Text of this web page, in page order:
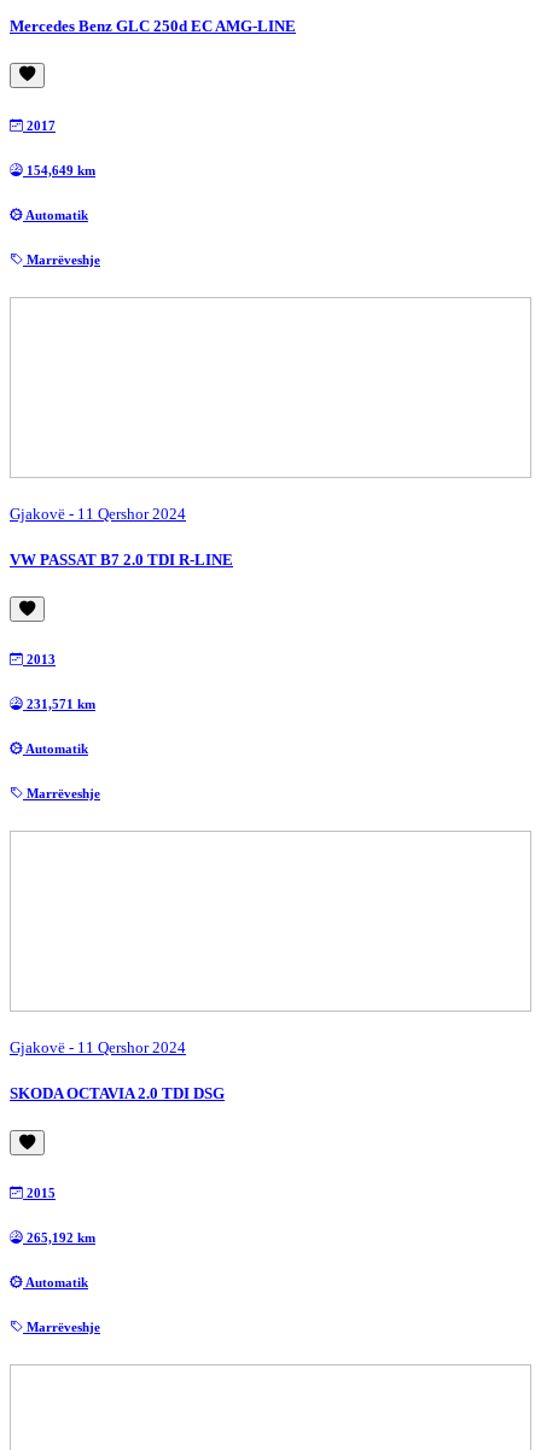
Mercedes Benz GLC 250d EC AMG-LINE
2017
154,649 km
Automatik
Marrëveshje
Gjakovë - 11 Qershor 2024
VW PASSAT B7 2.0 TDI R-LINE
2013
231,571 km
Automatik
Marrëveshje
Gjakovë - 11 Qershor 2024
SKODA OCTAVIA 2.0 TDI DSG
2015
265,192 km
Automatik
Marrëveshje